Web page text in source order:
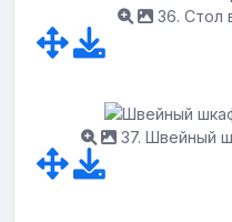
36. Стол
37. Швейный